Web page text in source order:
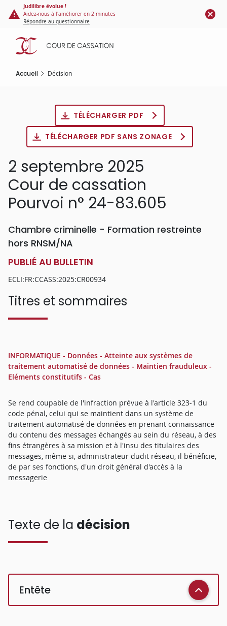
Panneau de gestion des cookies
contenu
principal
Judilibre évolue !
Aidez-nous à l'améliorer en 2 minutes
Répondre au questionnaire
Accueil Décision
TÉLÉCHARGER PDF
TÉLÉCHARGER PDF SANS ZONAGE
2 septembre 2025
Cour de cassation
Pourvoi n° 24-83.605
Chambre criminelle - Formation restreinte
hors RNSM/NA
PUBLIÉ AU BULLETIN
ECLI:FR:CCASS:2025:CR00934
Titres et sommaires
INFORMATIQUE - Données - Atteinte aux systèmes de
traitement automatisé de données - Maintien frauduleux -
Eléments constitutifs - Cas
Se rend coupable de l'infraction prévue à l'article 323-1 du
code pénal, celui qui se maintient dans un système de
traitement automatisé de données en prenant connaissance
du contenu des messages échangés au sein du réseau, à des
fins étrangères à sa mission et à l'insu des titulaires des
messages, même si, administrateur dudit réseau, il bénéficie,
de par ses fonctions, d'un droit général d'accès à la
messagerie
Texte de la décision
Entête